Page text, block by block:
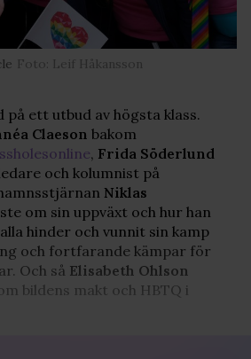
Foto: Leif Håkansson
ett utbud av högsta klass.
Claeson bakom
, Frida Söderlund
och kolumnist på
Niklas
om sin uppväxt och hur han
hinder och vunnit sin kamp
och fortfarande kämpar för
Och så Elisabeth Ohlson
bildens makt och HBTQ i